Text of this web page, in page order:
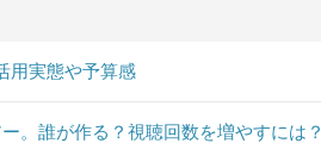
用実態や予算感
。誰が作る？視聴回数を増やすには？